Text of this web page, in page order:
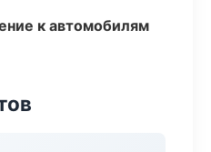
к автомобилям